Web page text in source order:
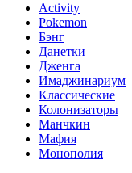
Activity
Pokemon
Бэнг
Данетки
Дженга
Имаджинариум
Классические
Колонизаторы
Манчкин
Мафия
Монополия